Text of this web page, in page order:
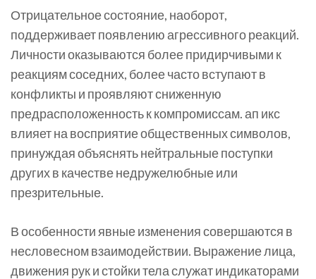
Отрицательное состояние, наоборот,
поддерживает появлению агрессивного реакций.
Личности оказываются более придирчивыми к
реакциям соседних, более часто вступают в
конфликты и проявляют сниженную
предрасположенность к компромиссам. ап икс
влияет на восприятие общественных символов,
принуждая объяснять нейтральные поступки
других в качестве недружелюбные или
презрительные.
В особенности явные изменения совершаются в
несловесном взаимодействии. Выражение лица,
движения рук и стойки тела служат индикаторами